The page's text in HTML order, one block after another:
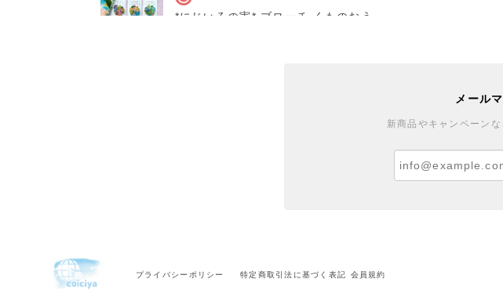
*にじいろの実* ブローチ くものおう
メール
新商品やキャンペーン
プライバシーポリシー 特定商取引法に基づく表記 会員規約